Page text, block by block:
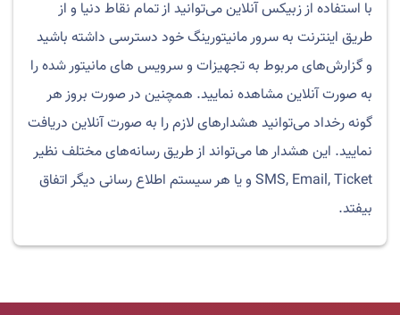
با استفاده از زبیکس آنلاین می‌توانید از تمام نقاط دنیا و از
طریق اینترنت به سرور مانیتورینگ خود دسترسی داشته باشید
و گزارش‌های مربوط به تجهیزات و سرویس های مانیتور شده را
به صورت آنلاین مشاهده نمایید. همچنین در صورت بروز هر
گونه رخداد می‌توانید هشدارهای لازم را به صورت آنلاین دریافت
نمایید. این هشدار ها می‌تواند از طریق رسانه‌های مختلف نظیر
SMS, Email, Ticket و یا هر سیستم اطلاع رسانی دیگر اتفاق
بیفتد.